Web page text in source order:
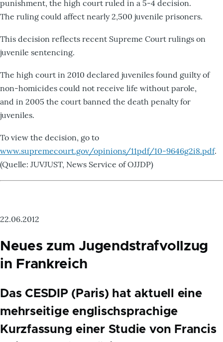
punishment, the high court ruled in a 5-4 decision.
The ruling could affect nearly 2,500 juvenile prisoners.
This decision reflects recent Supreme Court rulings on
juvenile sentencing.
The high court in 2010 declared juveniles found guilty of
non-homicides could not receive life without parole,
and in 2005 the court banned the death penalty for
juveniles.
To view the decision, go to
www.supremecourt.gov/opinions/11pdf/10-9646g2i8.pdf.
(Quelle: JUVJUST, News Service of OJJDP)
22.06.2012
Neues zum Jugendstrafvollzug
in Frankreich
Das CESDIP (Paris) hat aktuell eine
mehrseitige englischsprachige
Kurzfassung einer Studie von Francis